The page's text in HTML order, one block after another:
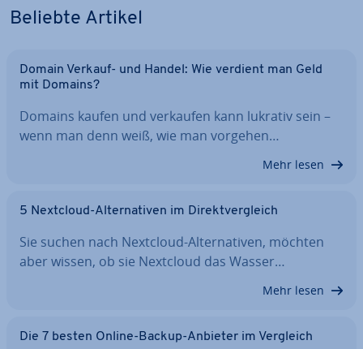
Beliebte Artikel
Domain Verkauf- und Handel: Wie verdient man Geld
mit Domains?
Domains kaufen und verkaufen kann lukrativ sein –
wenn man denn weiß, wie man vorgehen…
Mehr lesen
5 Nextcloud-Al­ter­na­ti­ven im Di­rekt­ver­gleich
Sie suchen nach Nextcloud-Al­ter­na­ti­ven, möchten
aber wissen, ob sie Nextcloud das Wasser…
Mehr lesen
Die 7 besten Online-Backup-Anbieter im Vergleich